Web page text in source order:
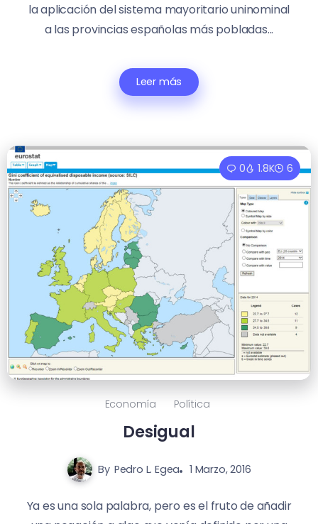
la aplicación del sistema mayoritario uninominal
a las provincias españolas más pobladas...
Leer más
0 1.8K 6
Economía Política
Desigual
By Pedro L. Egea 1 Marzo, 2016
Ya es una sola palabra, pero es el fruto de añadir